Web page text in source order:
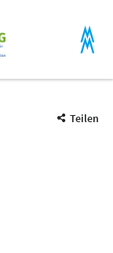
Teilen